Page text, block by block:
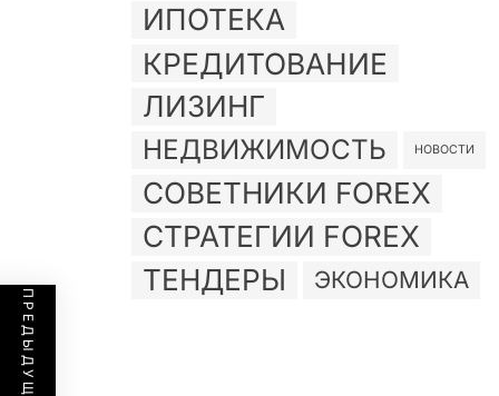
ИПОТЕКА
КРЕДИТОВАНИЕ
ЛИЗИНГ
НЕДВИЖИМОСТЬ НОВОСТИ
СОВЕТНИКИ FOREX
СТРАТЕГИИ FOREX
ТЕНДЕРЫ
ЭКОНОМИКА